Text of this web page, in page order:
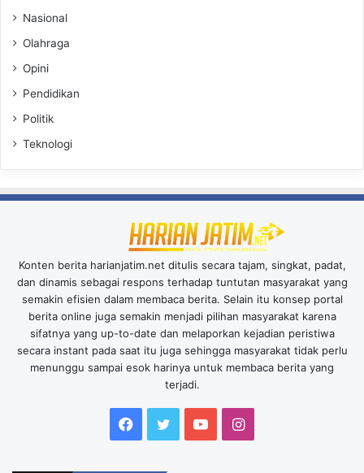
Nasional
Olahraga
Opini
Pendidikan
Politik
Teknologi
Konten berita harianjatim.net ditulis secara tajam, singkat, padat,
dan dinamis sebagai respons terhadap tuntutan masyarakat yang
semakin efisien dalam membaca berita. Selain itu konsep portal
berita online juga semakin menjadi pilihan masyarakat karena
sifatnya yang up-to-date dan melaporkan kejadian peristiwa
secara instant pada saat itu juga sehingga masyarakat tidak perlu
menunggu sampai esok harinya untuk membaca berita yang
terjadi.
Facebook
TwitterYouTubeInstagram